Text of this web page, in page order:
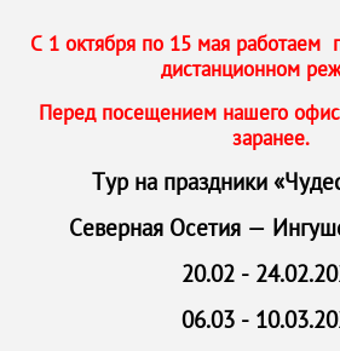
С 1 октября по 15 мая работаем
дистанционном
Перед посещением нашего
заранее.
Тур на праздники
Северная Осетия —
20.02 -
06.03 -